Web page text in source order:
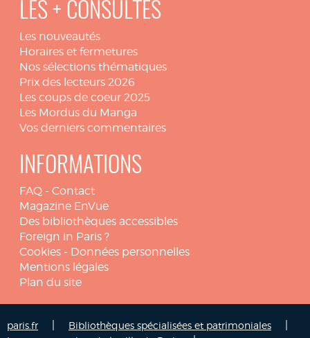
LES + CONSULTÉS
Les nouveautés
Horaires et fermetures
Nos sélections thématiques
Prix des lecteurs 2026
Les coups de coeur 2025
Les Mordus du Manga
Vos derniers commentaires
INFORMATIONS
FAQ - Contact
Magazine EnVue
Des bibliothèques accessibles
Foreign in Paris ?
Cookies - Données personnelles
Mentions légales
Plan du site
paris.fr Bibliothèques spécialisées et patrimoniales